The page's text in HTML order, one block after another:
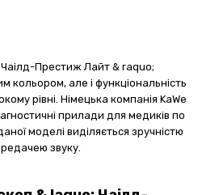
Престиж Лайт & raquo;
кольором, але і функціональність
рівні. Німецька компанія KaWe
прилади для медиків по
моделі виділяється зручністю
звуку.